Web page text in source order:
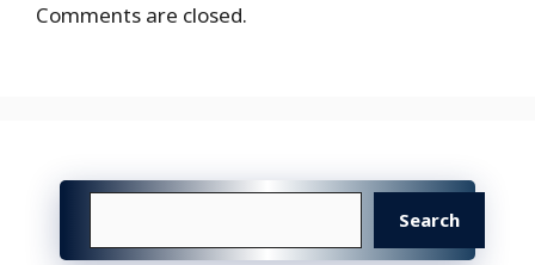
Comments are closed.
Search